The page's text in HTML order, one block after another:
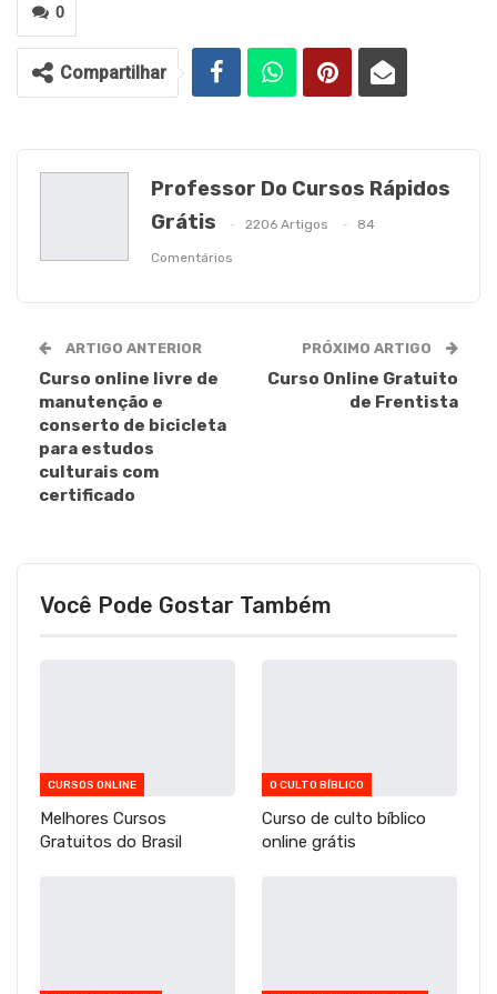
0
Compartilhar
Professor Do Cursos Rápidos
Grátis
2206 Artigos 84
Comentários
ARTIGO ANTERIOR
Curso online livre de
manutenção e
conserto de bicicleta
para estudos
culturais com
certificado
PRÓXIMO ARTIGO
Curso Online Gratuito
de Frentista
Você Pode Gostar Também
CURSOS ONLINE
Melhores Cursos
Gratuitos do Brasil
O CULTO BÍBLICO
Curso de culto bíblico
online grátis